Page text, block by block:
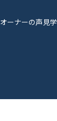
オーナーの声見